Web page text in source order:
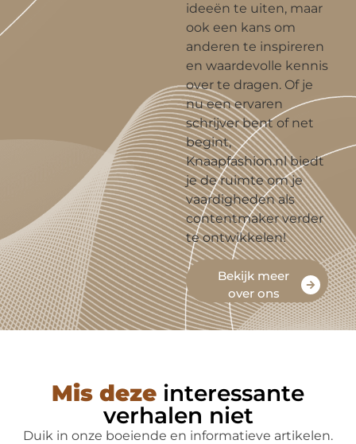
ideeën te uiten, maar
ook een kans om
anderen te inspireren
en waardevolle kennis
over te dragen. Of je
nu een ervaren
schrijver bent of net
begint,
Knaapfashion.nl biedt
je de ruimte om je
vaardigheden als
contentmaker verder
te ontwikkelen!
Bekijk meer
over ons
Mis deze interessante
verhalen niet
Duik in onze boeiende en informatieve artikelen.